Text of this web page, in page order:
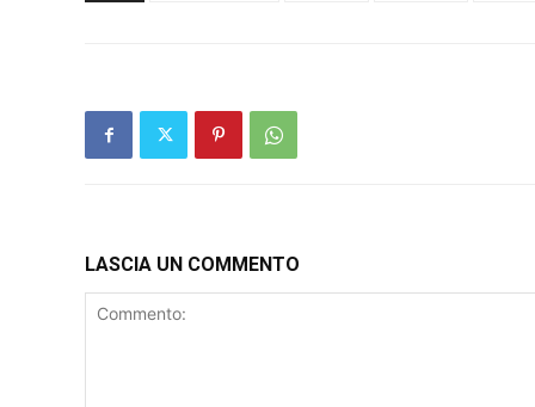
LASCIA UN COMMENTO